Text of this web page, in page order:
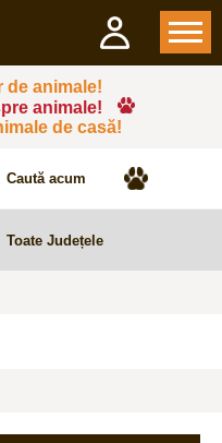
de animale!
animale!
de casă!